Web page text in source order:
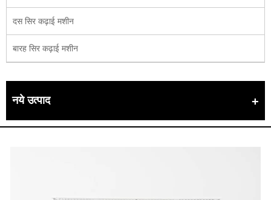
दस सिर कढ़ाई मशीन
बारह सिर कढ़ाई मशीन
नये उत्पाद